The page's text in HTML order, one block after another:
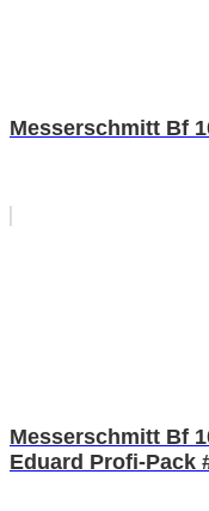
Messerschmitt Bf
Messerschmitt Bf
Eduard Profi-Pack